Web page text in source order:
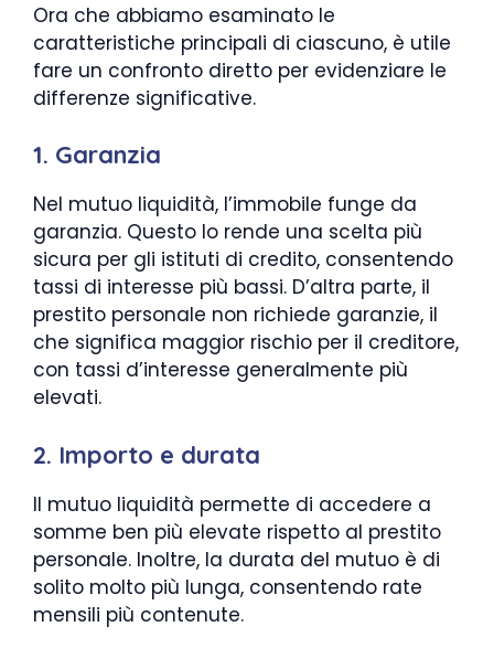
Ora che abbiamo esaminato le
caratteristiche principali di ciascuno, è utile
fare un confronto diretto per evidenziare le
differenze significative.
1. Garanzia
Nel mutuo liquidità, l’immobile funge da
garanzia. Questo lo rende una scelta più
sicura per gli istituti di credito, consentendo
tassi di interesse più bassi. D’altra parte, il
prestito personale non richiede garanzie, il
che significa maggior rischio per il creditore,
con tassi d’interesse generalmente più
elevati.
2. Importo e durata
Il mutuo liquidità permette di accedere a
somme ben più elevate rispetto al prestito
personale. Inoltre, la durata del mutuo è di
solito molto più lunga, consentendo rate
mensili più contenute.